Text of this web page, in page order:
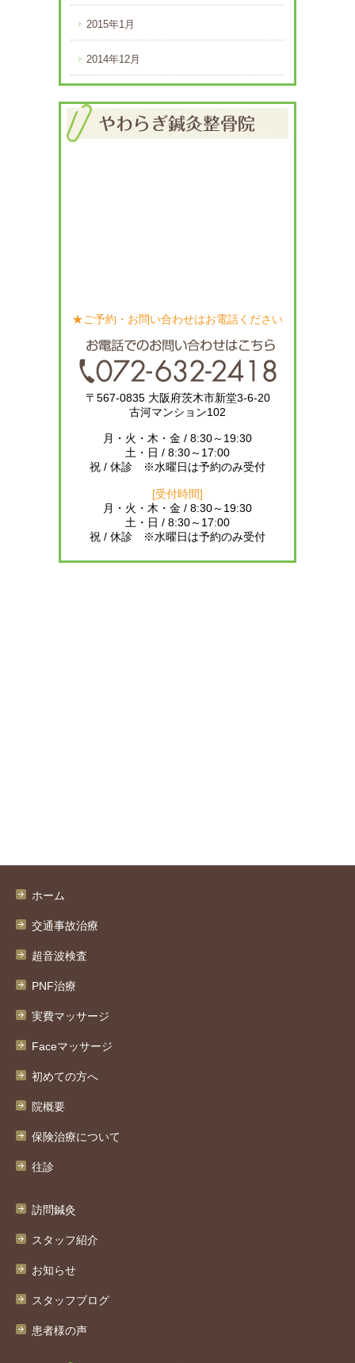
2015年1月
2014年12月
★ご予約・お問い合わせはお電話ください
〒567-0835 大阪府茨木市新堂3-6-20
古河マンション102
月・火・木・金 / 8:30～19:30
土・日 / 8:30～17:00
祝 / 休診 ※水曜日は予約のみ受付
[受付時間]
月・火・木・金 / 8:30～19:30
土・日 / 8:30～17:00
祝 / 休診 ※水曜日は予約のみ受付
ホーム
交通事故治療
超音波検査
PNF治療
実費マッサージ
Faceマッサージ
初めての方へ
院概要
保険治療について
往診
訪問鍼灸
スタッフ紹介
お知らせ
スタッフブログ
患者様の声